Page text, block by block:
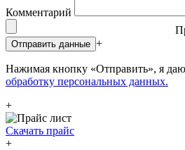
Комментарий
Отправить данные +
Нажимая кнопку «Отправить», я даю
обработку персональных данных.
+
Скачать прайс
+